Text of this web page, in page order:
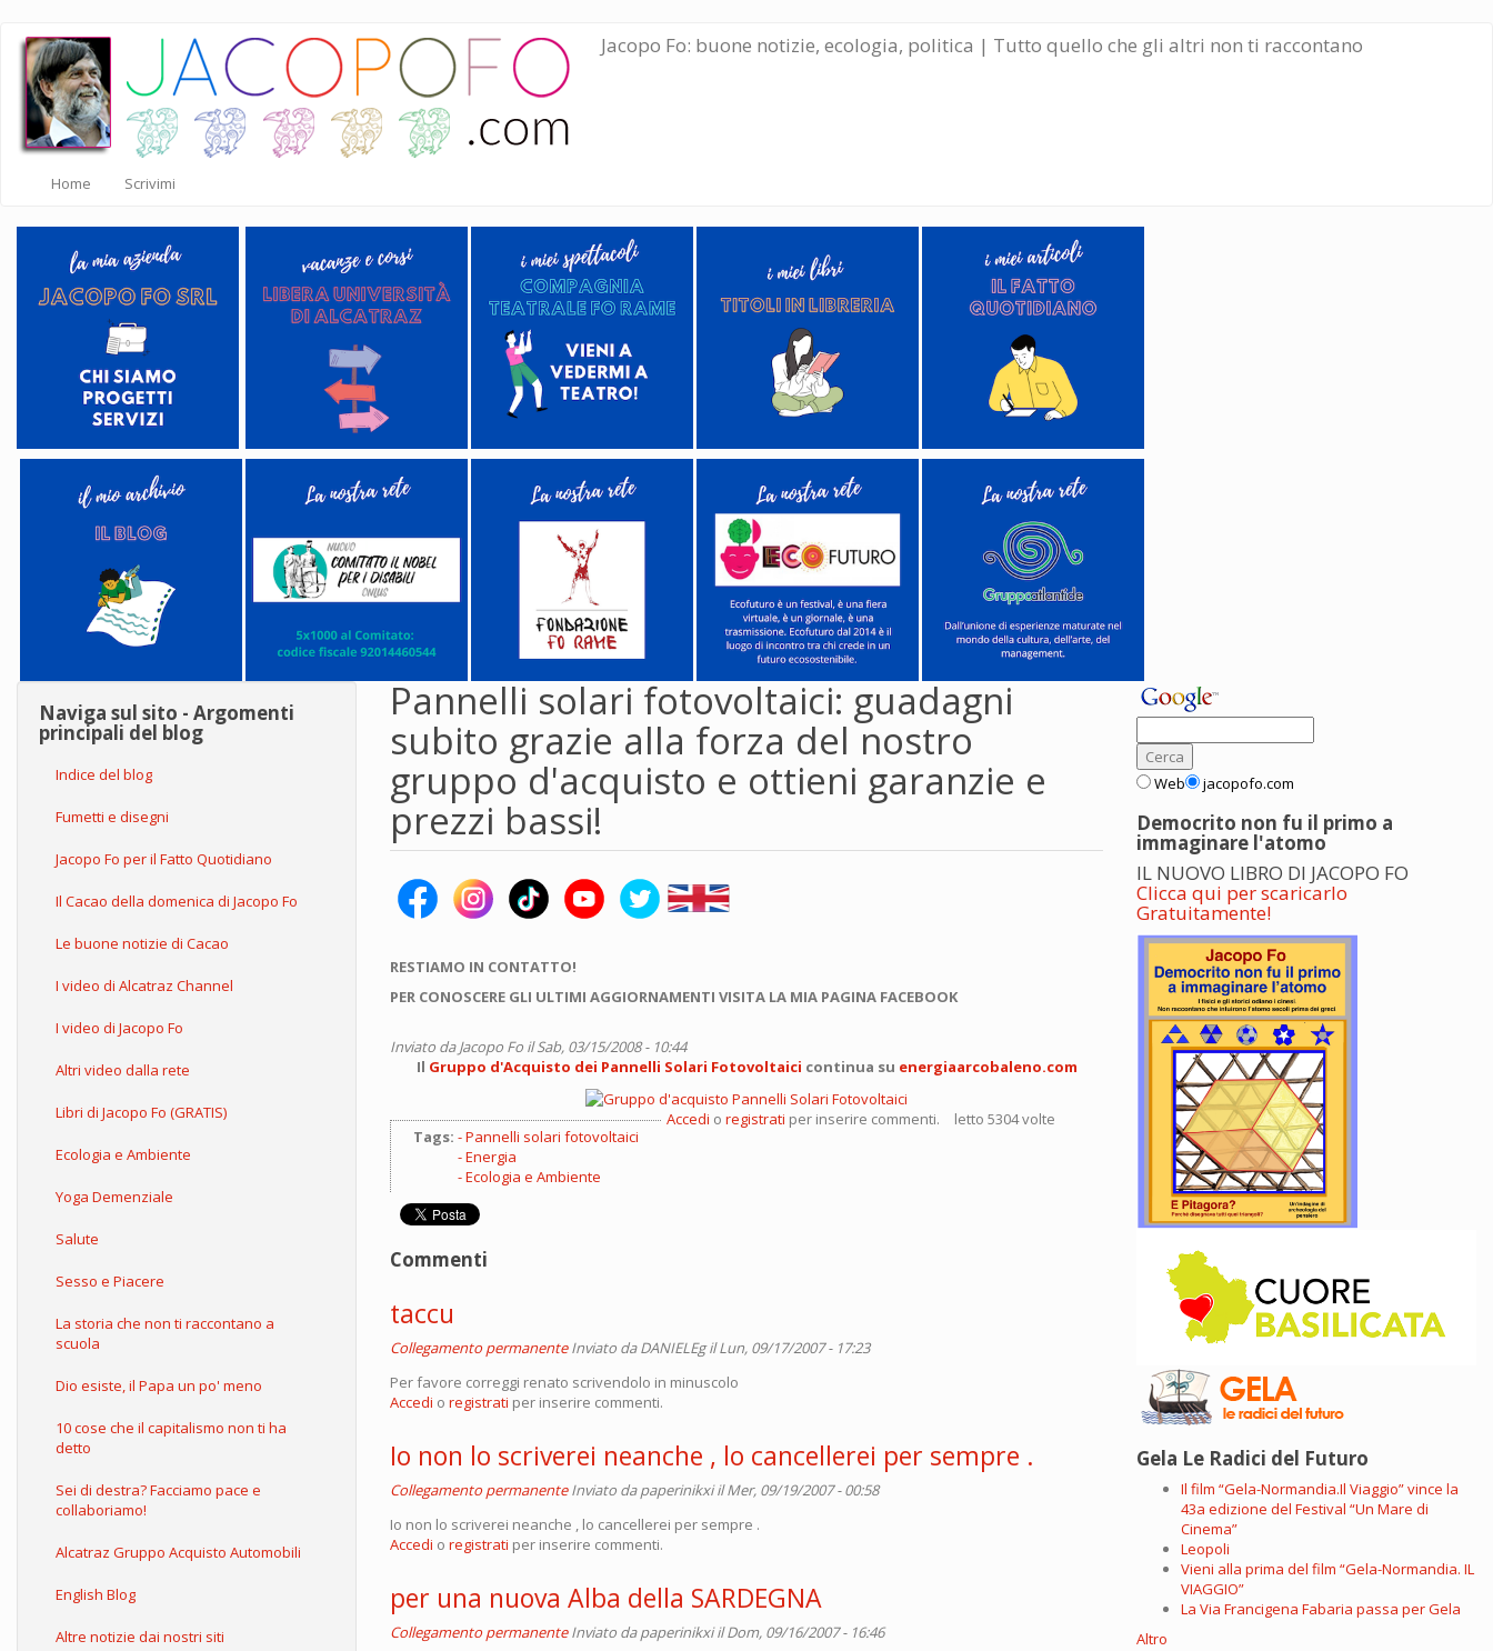
Salta
contenuto
principale
Jacopo Fo: buone notizie, ecologia, politica | Tutto quello che gli altri non ti raccontano
Home Scrivimi
Naviga sul sito - Argomenti
principali del blog
Indice del blog
Fumetti e disegni
Jacopo Fo per il Fatto Quotidiano
Il Cacao della domenica di Jacopo Fo
Le buone notizie di Cacao
I video di Alcatraz Channel
I video di Jacopo Fo
Altri video dalla rete
Libri di Jacopo Fo (GRATIS)
Ecologia e Ambiente
Yoga Demenziale
Salute
Sesso e Piacere
La storia che non ti raccontano a
scuola
Dio esiste, il Papa un po' meno
10 cose che il capitalismo non ti ha
detto
Sei di destra? Facciamo pace e
collaboriamo!
Alcatraz Gruppo Acquisto Automobili
English Blog
Altre notizie dai nostri siti
Pannelli solari fotovoltaici: guadagni
subito grazie alla forza del nostro
gruppo d'acquisto e ottieni garanzie e
prezzi bassi!
RESTIAMO IN CONTATTO!
PER CONOSCERE GLI ULTIMI AGGIORNAMENTI VISITA LA MIA PAGINA FACEBOOK
Inviato daJacopo Fo il Sab, 03/15/2008 - 10:44
Il Gruppo d'Acquisto dei Pannelli Solari Fotovoltaici continua su energiaarcobaleno.com
Tags:
Pannelli solari fotovoltaici
Energia
Ecologia e Ambiente
Accedi o registrati per inserire commenti. letto 5304 volte
Commenti
taccu
Collegamento permanente Inviato daDANIELEgil Lun, 09/17/2007 - 17:23
Per favore correggi renato scrivendolo in minuscolo
Accedi o registrati per inserire commenti.
Io non lo scriverei neanche , lo cancellerei per sempre .
Collegamento permanente Inviato dapaperinikxiil Mer, 09/19/2007 - 00:58
Io non lo scriverei neanche , lo cancellerei per sempre .
Accedi o registrati per inserire commenti.
per una nuova Alba della SARDEGNA
Collegamento permanente Inviato dapaperinikxiil Dom, 09/16/2007 - 16:46
Web jacopofo.com
Democrito non fu il primo a
immaginare l'atomo
IL NUOVO LIBRO DI JACOPO FO
Clicca qui per scaricarlo
Gratuitamente!
Gela Le Radici del Futuro
Il film “Gela-Normandia.Il Viaggio” vince la
43a edizione del Festival “Un Mare di
Cinema”
Leopoli
Vieni alla prima del film “Gela-Normandia. IL
VIAGGIO”
La Via Francigena Fabaria passa per Gela
Altro